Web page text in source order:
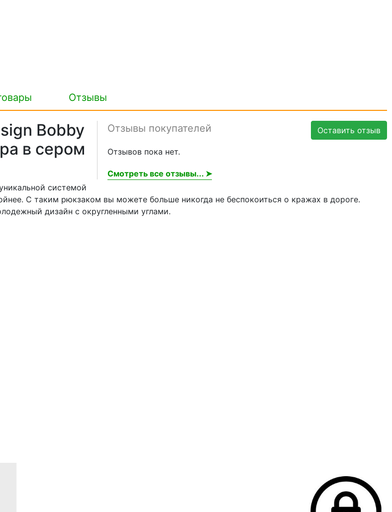
Отзывы
Оставить отзыв
Отзывы покупателей
Отзывов пока нет.
Смотреть все отзывы... ➤
Bobby
в сером
системой
С таким рюкзаком вы можете больше никогда не беспокоиться о кражах в дороге.
дизайн с округленными углами.